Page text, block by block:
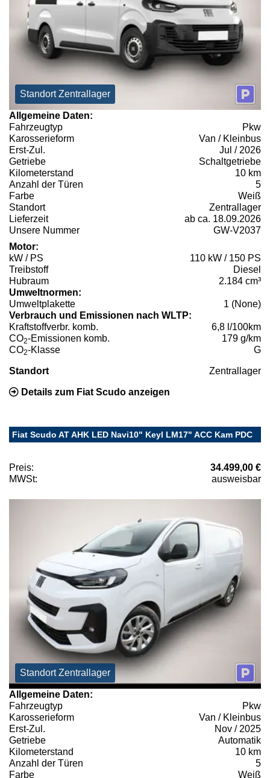
Standort Zentrallager
Allgemeine Daten:
Fahrzeugtyp
Pkw
Karosserieform
Van / Kleinbus
Erst-Zul.
Jul / 2026
Getriebe
Schaltgetriebe
Kilometerstand
10 km
Anzahl der Türen
5
Farbe
Weiß
Standort
Zentrallager
Lieferzeit
ab ca. 18.09.2026
Unsere Nummer
GW-V2037
Motor:
kW / PS
110 kW / 150 PS
Treibstoff
Diesel
Hubraum
2.184 cm³
Umweltnormen:
Umweltplakette
1 (None)
Verbrauch und Emissionen nach WLTP:
Kraftstoffverbr. komb.
6,8 l/100km
CO2-Emissionen komb.
179 g/km
CO2-Klasse G
Standort Zentrallager
Details zum Fiat Scudo anzeigen
Fiat Scudo AT AHK LED Navi10" Keyl LM17" ACC Kam PDC
Preis:
34.499,00 €
MWSt:
ausweisbar
Standort Zentrallager
Allgemeine Daten:
Fahrzeugtyp
Pkw
Karosserieform
Van / Kleinbus
Erst-Zul.
Nov / 2025
Getriebe
Automatik
Kilometerstand
10 km
Anzahl der Türen
5
Farbe
Weiß